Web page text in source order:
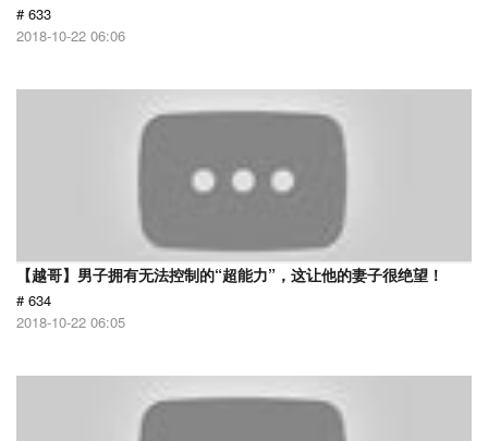
# 633
2018-10-22 06:06
【越哥】男子拥有无法控制的“超能力”，这让他的妻子很绝望！
# 634
2018-10-22 06:05